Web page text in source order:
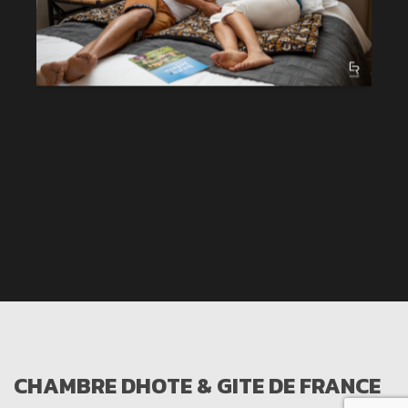
CHAMBRE DHOTE & GITE DE FRANCE